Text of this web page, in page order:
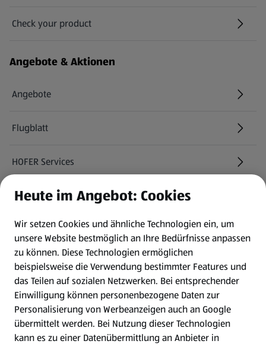
Check your product
(öffnet in einem neuen Tab)
Angebote & Aktionen
Angebote
Flugblatt
HOFER Services
Newsletter
WhatsApp
Gewinnspiele
Mein HOFER. Meine Einkäufe.
Meine Meinung. Mein HOFER.
Heute im Angebot: Cookies
Wir setzen Cookies und ähnliche Technologien ein, um
unsere Website bestmöglich an Ihre Bedürfnisse anpassen
zu können. Diese Technologien ermöglichen
beispielsweise die Verwendung bestimmter Features und
das Teilen auf sozialen Netzwerken. Bei entsprechender
Einwilligung können personenbezogene Daten zur
Personalisierung von Werbeanzeigen auch an Google
übermittelt werden. Bei Nutzung dieser Technologien
kann es zu einer Datenübermittlung an Anbieter in